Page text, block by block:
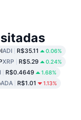
ADI R$35.11 0.06%
XRP R$5.29 0.24%
R$0.4649 1.68%
ADA R$1.01 1.13%